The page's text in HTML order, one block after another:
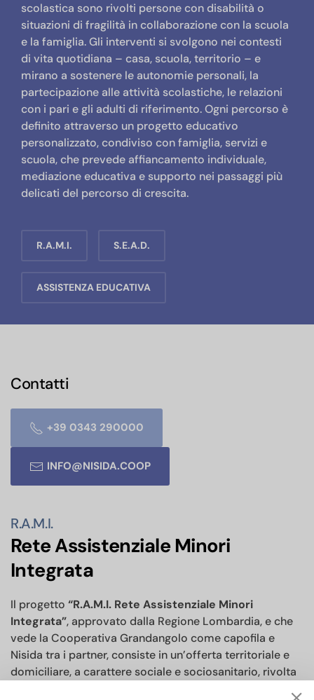
scolastica sono rivolti persone con disabilità o
situazioni di fragilità in collaborazione con la scuola
e la famiglia. Gli interventi si svolgono nei contesti
di vita quotidiana – casa, scuola, territorio – e
mirano a sostenere le autonomie personali, la
partecipazione alle attività scolastiche, le relazioni
con i pari e gli adulti di riferimento. Ogni percorso è
definito attraverso un progetto educativo
personalizzato, condiviso con famiglia, servizi e
scuola, che prevede affiancamento individuale,
mediazione educativa e supporto nei passaggi più
delicati del percorso di crescita.
R.A.M.I. S.E.A.D.
ASSISTENZA EDUCATIVA
Contatti
+39 0343 290000
INFO@NISIDA.COOP
R.A.M.I.
Rete Assistenziale Minori
Integrata
Il progetto “R.A.M.I. Rete Assistenziale Minori
Integrata”, approvato dalla Regione Lombardia, e che
vede la Cooperativa Grandangolo come capofila e
Nisida tra i partner, consiste in un’offerta territoriale e
domiciliare, a carattere sociale e sociosanitario, rivolta